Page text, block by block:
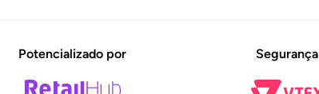
Potencializado por Segurança